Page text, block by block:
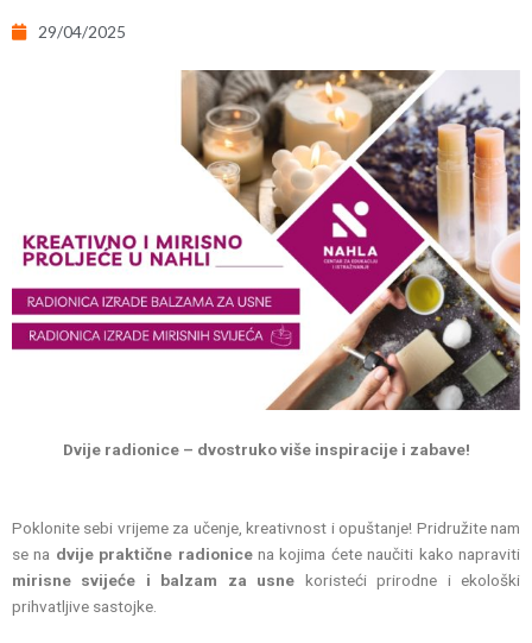
29/04/2025
Dvije radionice – dvostruko više inspiracije i zabave!
Poklonite sebi vrijeme za učenje, kreativnost i opuštanje! Pridružite nam
se na dvije praktične radionicena kojima ćete naučiti kako napraviti
mirisne svijeće i balzam za usne koristeći prirodne i ekološki
prihvatljive sastojke.